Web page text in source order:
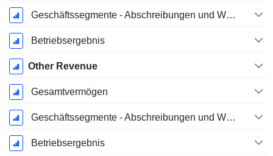
Geschäftssegmente - Abschreibungen und Wertminderungen
Betriebsergebnis
Other Revenue
Gesamtvermögen
Geschäftssegmente - Abschreibungen und Wertminderungen
Betriebsergebnis